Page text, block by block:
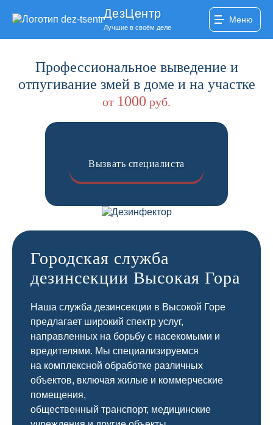
ДезЦентр
Лучшие в своём деле
Меню
Профессиональное выведение и
отпугивание змей в доме и на участке
от 1000 руб.
Вызвать специалиста
Городская служба
дезинсекции Высокая Гора
Наша служба дезинсекции в Высокой Горе
предлагает широкий спектр услуг,
направленных на борьбу с насекомыми и
вредителями. Мы специализируемся
на комплексной обработке различных
объектов, включая жилые и коммерческие
помещения,
общественный транспорт, медицинские